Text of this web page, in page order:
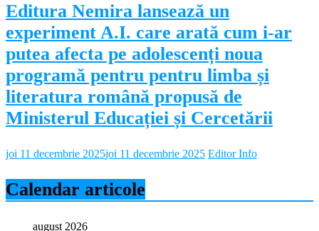
Editura Nemira lansează un
experiment A.I. care arată cum i-ar
putea afecta pe adolescenți noua
programă pentru pentru limba și
literatura română propusă de
Ministerul Educației și Cercetării
joi 11 decembrie 2025joi 11 decembrie 2025 Editor Info
Calendar articole
august 2026